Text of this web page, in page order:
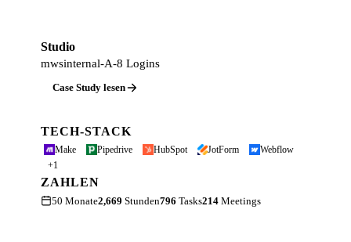
Studio
mwsinternal-A-8 Logins
Case Study lesen
TECH-STACK
Make Pipedrive HubSpot JotForm
Webflow
+1
ZAHLEN
50 Monate2,669 Stunden796 Tasks214 Meetings